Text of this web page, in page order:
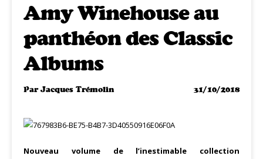
Amy Winehouse au
panthéon des Classic
Albums
ParJacques Trémolin 31/10/2018
Nouveau volume de l’inestimable collection